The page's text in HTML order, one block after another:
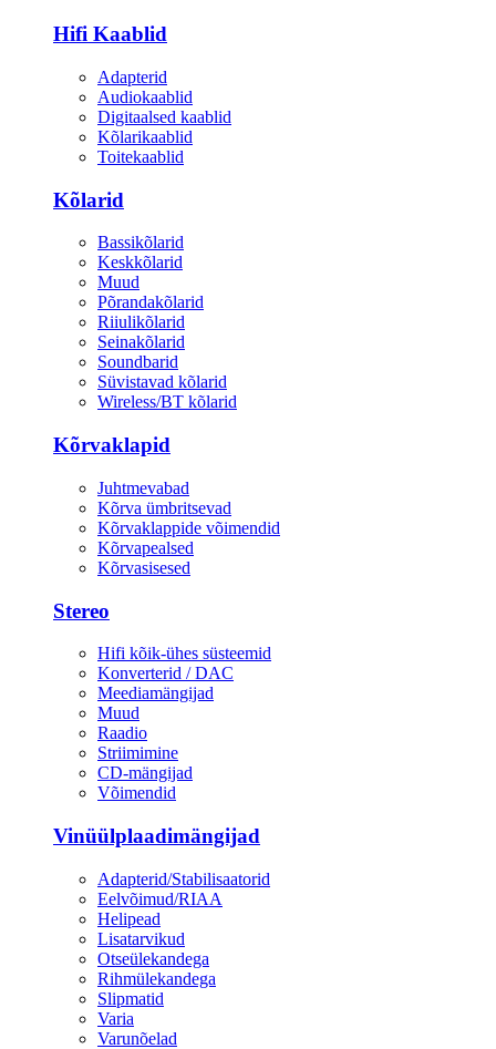
Hifi Kaablid
Adapterid
Audiokaablid
Digitaalsed kaablid
Kõlarikaablid
Toitekaablid
Kõlarid
Bassikõlarid
Keskkõlarid
Muud
Põrandakõlarid
Riiulikõlarid
Seinakõlarid
Soundbarid
Süvistavad kõlarid
Wireless/BT kõlarid
Kõrvaklapid
Juhtmevabad
Kõrva ümbritsevad
Kõrvaklappide võimendid
Kõrvapealsed
Kõrvasisesed
Stereo
Hifi kõik-ühes süsteemid
Konverterid / DAC
Meediamängijad
Muud
Raadio
Striimimine
CD-mängijad
Võimendid
Vinüülplaadimängijad
Adapterid/Stabilisaatorid
Eelvõimud/RIAA
Helipead
Lisatarvikud
Otseülekandega
Rihmülekandega
Slipmatid
Varia
Varunõelad